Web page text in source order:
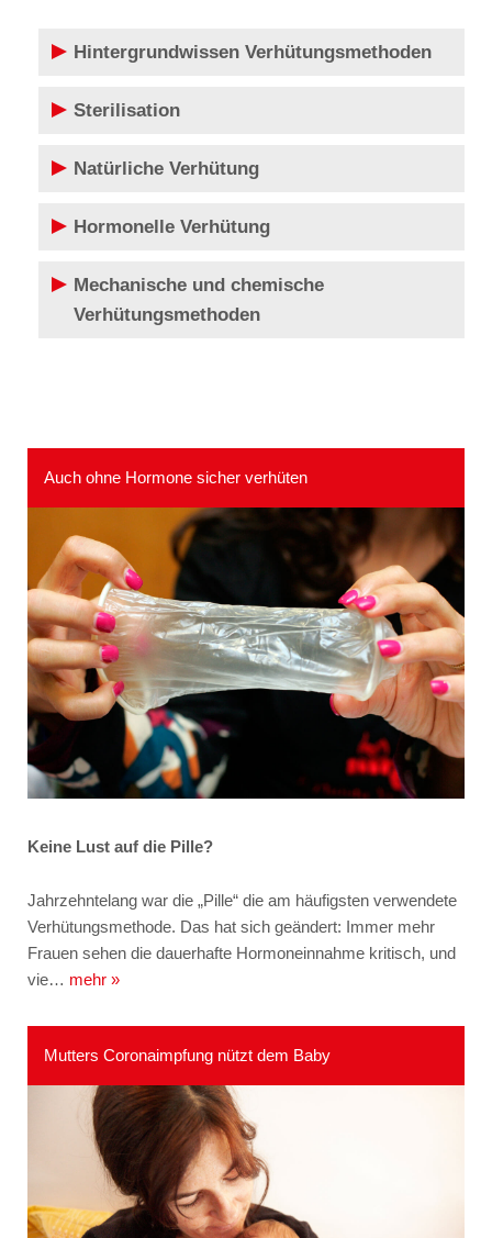
Hintergrundwissen Verhütungsmethoden
Sterilisation
Natürliche Verhütung
Hormonelle Verhütung
Mechanische und chemische
Verhütungsmethoden
Auch ohne Hormone sicher verhüten
Keine Lust auf die Pille?
Jahrzehntelang war die „Pille“ die am häufigsten verwendete
Verhütungsmethode. Das hat sich geändert: Immer mehr
Frauen sehen die dauerhafte Hormoneinnahme kritisch, und
vie… mehr »
Mutters Coronaimpfung nützt dem Baby